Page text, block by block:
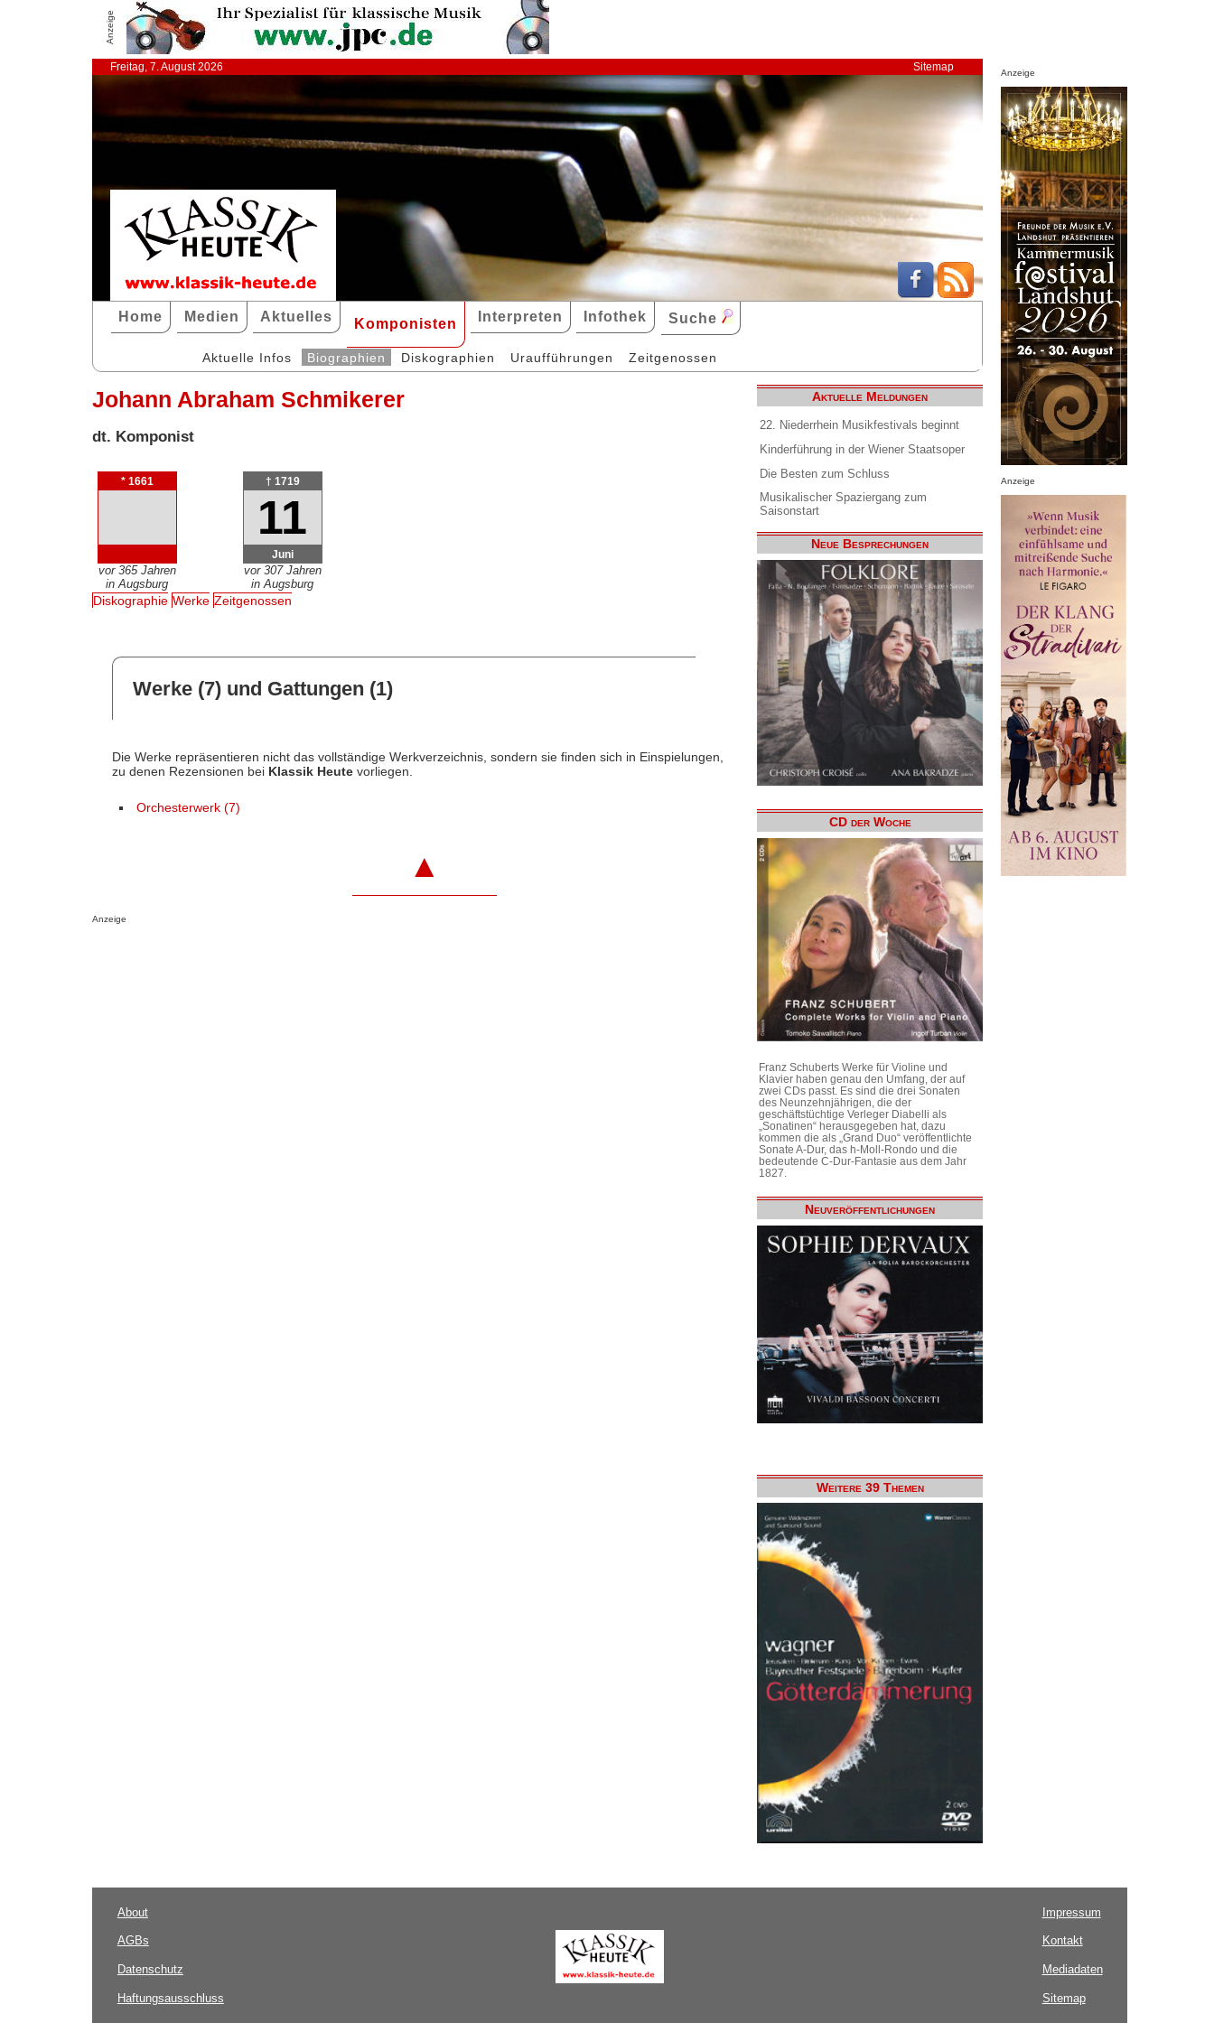
Anzeige
Freitag, 7. August 2026 Sitemap
Home Medien Aktuelles Komponisten Interpreten Infothek Suche
Aktuelle Infos Biographien Diskographien Uraufführungen Zeitgenossen
Johann Abraham Schmikerer
dt. Komponist
* 1661
vor 365 Jahren
in Augsburg
† 1719
11
Juni
vor 307 Jahren
in Augsburg
Diskographie Werke Zeitgenossen
Werke (7) und Gattungen (1)
Die Werke repräsentieren nicht das vollständige Werkverzeichnis, sondern sie finden sich in Einspielungen,
zu denen Rezensionen bei Klassik Heutevorliegen.
Orchesterwerk (7)
▲
Anzeige
Aktuelle Meldungen
22. Niederrhein Musikfestivals beginnt
Kinderführung in der Wiener Staatsoper
Die Besten zum Schluss
Musikalischer Spaziergang zum
Saisonstart
Neue Besprechungen
CD der Woche
Franz Schuberts Werke für Violine und
Klavier haben genau den Umfang, der auf
zwei CDs passt. Es sind die drei Sonaten
des Neunzehnjährigen, die der
geschäftstüchtige Verleger Diabelli als
„Sonatinen“ herausgegeben hat, dazu
kommen die als „Grand Duo“ veröffentlichte
Sonate A-Dur, das h-Moll-Rondo und die
bedeutende C-Dur-Fantasie aus dem Jahr
1827.
Neuveröffentlichungen
Weitere 39 Themen
Anzeige
Anzeige
About
AGBs
Datenschutz
Haftungsausschluss
Impressum
Kontakt
Mediadaten
Sitemap